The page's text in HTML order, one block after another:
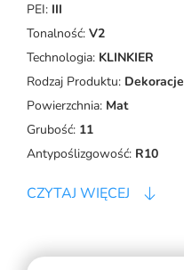
PEI: III
Tonalność: V2
Technologia: KLINKIER
Rodzaj Produktu: Dekoracje
Powierzchnia: Mat
Grubość: 11
Antypoślizgowość: R10
CZYTAJ WIĘCEJ